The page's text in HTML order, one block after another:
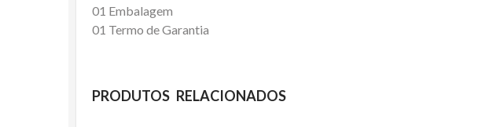
01 Embalagem
01 Termo de Garantia
PRODUTOS RELACIONADOS